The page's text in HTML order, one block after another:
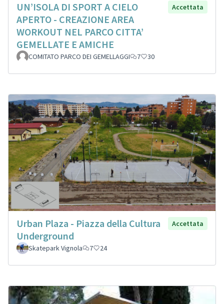
UN’ISOLA DI SPORT A CIELO
APERTO - CREAZIONE AREA
WORKOUT NEL PARCO CITTA’
GEMELLATE E AMICHE
Accettata
COMITATO PARCO DEI GEMELLAGGI 7 30
Urban Plaza - Piazza della Cultura
Underground
Accettata
Skatepark Vignola 7 24